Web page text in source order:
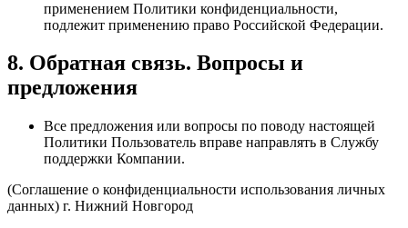
применением Политики конфиденциальности,
подлежит применению право Российской Федерации.
8. Обратная связь. Вопросы и
предложения
Все предложения или вопросы по поводу настоящей
Политики Пользователь вправе направлять в Службу
поддержки Компании.
(Соглашение о конфиденциальности использования личных
данных) г. Нижний Новгород